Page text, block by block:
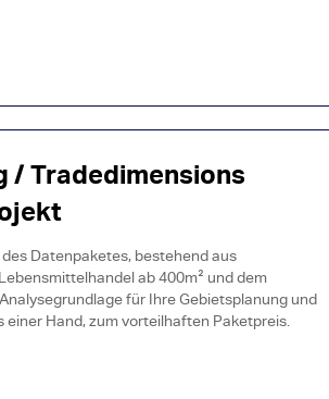
Tradedimensions
Datenpaketes, bestehend aus
ab 400m² und dem
für Ihre Gebietsplanung und
Hand, zum vorteilhaften Paketpreis.